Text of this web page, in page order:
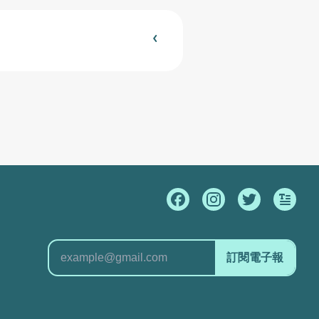
訂閱電子報